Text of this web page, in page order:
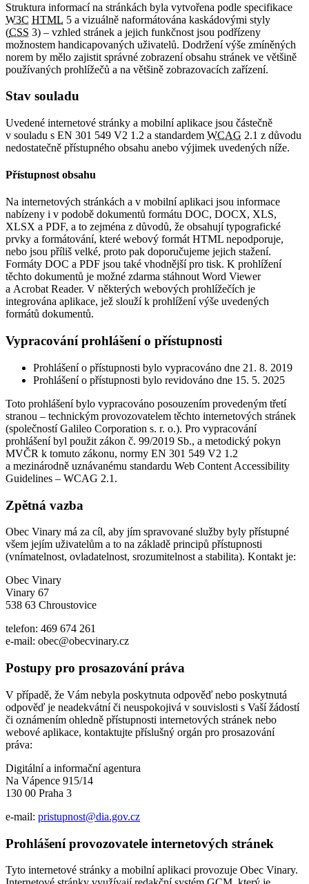
Struktura informací na stránkách byla vytvořena podle specifikace
W3C HTML 5 a vizuálně naformátována kaskádovými styly
(CSS 3) – vzhled stránek a jejich funkčnost jsou podřízeny
možnostem handicapovaných uživatelů. Dodržení výše zmíněných
norem by mělo zajistit správné zobrazení obsahu stránek ve většině
používaných prohlížečů a na většině zobrazovacích zařízení.
Stav souladu
Uvedené internetové stránky a mobilní aplikace jsou částečně
v souladu s EN 301 549 V2 1.2 a standardem WCAG 2.1 z důvodu
nedostatečně přístupného obsahu anebo výjimek uvedených níže.
Přístupnost obsahu
Na internetových stránkách a v mobilní aplikaci jsou informace
nabízeny i v podobě dokumentů formátu DOC, DOCX, XLS,
XLSX a PDF, a to zejména z důvodů, že obsahují typografické
prvky a formátování, které webový formát HTML nepodporuje,
nebo jsou příliš velké, proto pak doporučujeme jejich stažení.
Formáty DOC a PDF jsou také vhodnější pro tisk. K prohlížení
těchto dokumentů je možné zdarma stáhnout Word Viewer
a Acrobat Reader. V některých webových prohlížečích je
integrována aplikace, jež slouží k prohlížení výše uvedených
formátů dokumentů.
Vypracování prohlášení o přístupnosti
Prohlášení o přístupnosti bylo vypracováno dne 21. 8. 2019
Prohlášení o přístupnosti bylo revidováno dne 15. 5. 2025
Toto prohlášení bylo vypracováno posouzením provedeným třetí
stranou – technickým provozovatelem těchto internetových stránek
(společností Galileo Corporation s. r. o.). Pro vypracování
prohlášení byl použit zákon č. 99/2019 Sb., a metodický pokyn
MVČR k tomuto zákonu, normy EN 301 549 V2 1.2
a mezinárodně uznávanému standardu Web Content Accessibility
Guidelines – WCAG 2.1.
Zpětná vazba
Obec Vinary má za cíl, aby jím spravované služby byly přístupné
všem jejím uživatelům a to na základě principů přístupnosti
(vnímatelnost, ovladatelnost, srozumitelnost a stabilita). Kontakt je:
Obec Vinary
Vinary 67
538 63 Chroustovice
telefon: 469 674 261
e-mail: obec@obecvinary.cz
Postupy pro prosazování práva
V případě, že Vám nebyla poskytnuta odpověď nebo poskytnutá
odpověď je neadekvátní či neuspokojivá v souvislosti s Vaší žádostí
či oznámením ohledně přístupnosti internetových stránek nebo
webové aplikace, kontaktujte příslušný orgán pro prosazování
práva:
Digitální a informační agentura
Na Vápence 915/14
130 00 Praha 3
e-mail: pristupnost@dia.gov.cz
Prohlášení provozovatele internetových stránek
Tyto internetové stránky a mobilní aplikaci provozuje Obec Vinary.